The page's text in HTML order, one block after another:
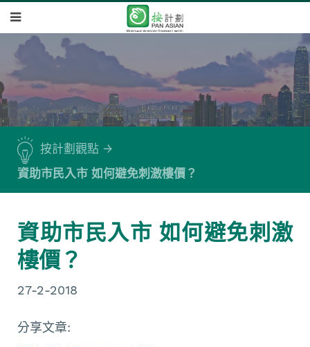
按計劃觀點
資助市民入市 如何避免刺激樓價？
資助市民入市 如何避免刺激
樓價？
27-2-2018
分享文章: